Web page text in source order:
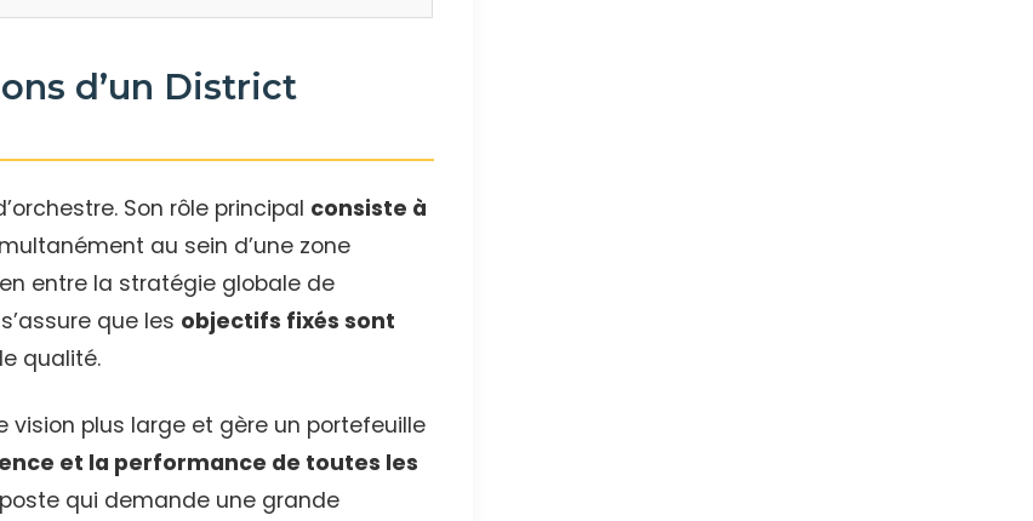
d’un District
Son rôle principal consiste à
au sein d’une zone
entre la stratégie globale de
que les objectifs fixés sont
qualité.
vision plus large et gère un portefeuille
et la performance de toutes les
qui demande une grande